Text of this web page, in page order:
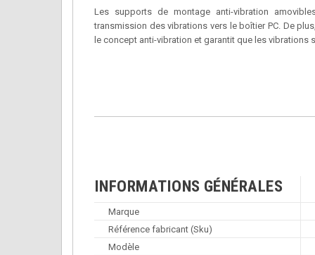
Les supports de montage anti-vibration
transmission des vibrations vers le boîtier PC. De
le concept anti-vibration et garantit que les vibrations
INFORMATIONS GÉNÉRALES
Marque
Référence fabricant (Sku)
Modèle